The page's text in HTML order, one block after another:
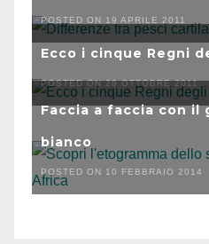
POSTED ON 19 APRILE 2011
Ecco i cinque Regni
POSTED ON 29 OTTOBRE 2011
Faccia a faccia con il
bianco
POSTED ON 10 FEBBRAIO 2014